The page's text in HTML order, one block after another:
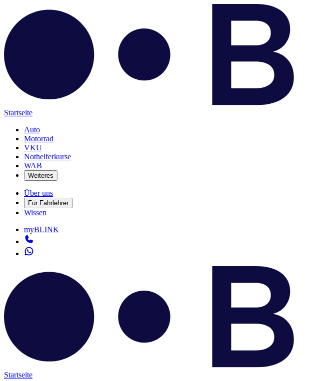
Startseite
Auto
Motorrad
VKU
Nothelferkurse
WAB
Weiteres
Über uns
Für Fahrlehrer
Wissen
myBLINK
Startseite